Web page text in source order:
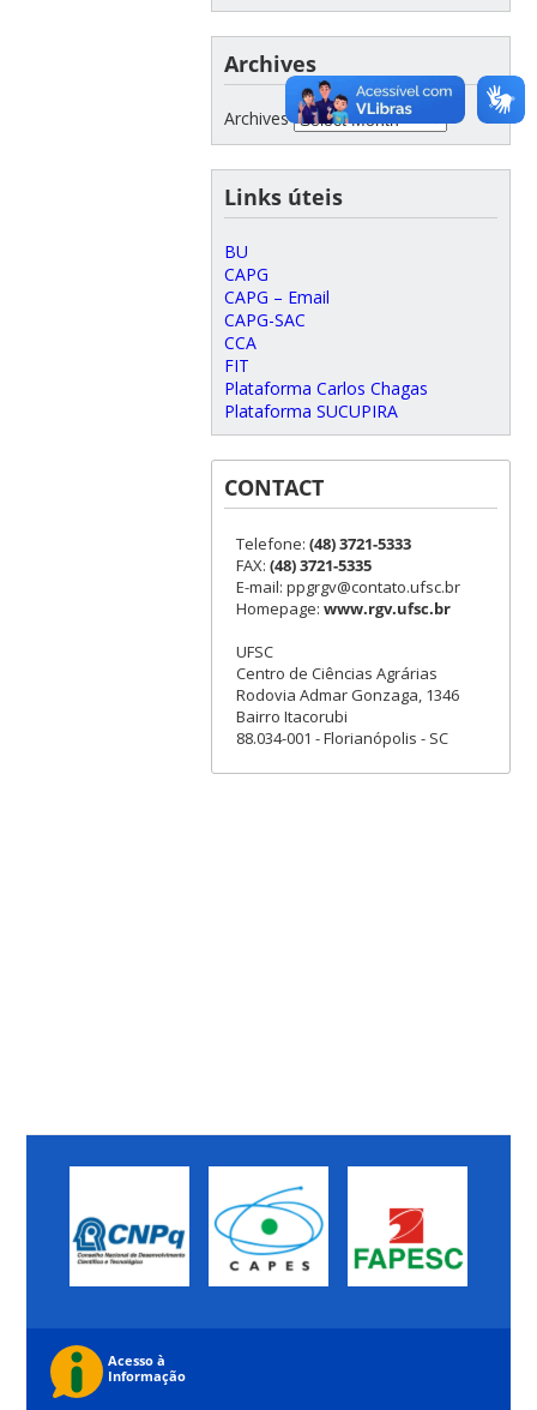
Archives
Archives
Links úteis
BU
CAPG
CAPG – Email
CAPG-SAC
CCA
FIT
Plataforma Carlos Chagas
Plataforma SUCUPIRA
CONTACT
Telefone: (48) 3721-5333
FAX: (48) 3721-5335
E-mail: ppgrgv@contato.ufsc.br
Homepage: www.rgv.ufsc.br
UFSC
Centro de Ciências Agrárias
Rodovia Admar Gonzaga, 1346
Bairro Itacorubi
88.034-001 - Florianópolis - SC